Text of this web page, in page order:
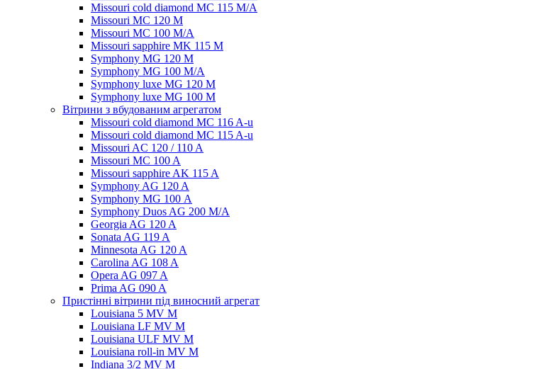
Missouri cold diamond MC 115 M/A
Missouri MC 120 M
Missouri MC 100 M/A
Missouri sapphire MK 115 M
Symphony MG 120 M
Symphony MG 100 M/А
Symphony luxe MG 120 M
Symphony luxe MG 100 M
Вітрини з вбудованим агрегатом
Missouri cold diamond MC 116 A-u
Missouri cold diamond MC 115 A-u
Missouri AC 120 / 110 A
Missouri MC 100 A
Missouri sapphire AK 115 A
Symphony AG 120 A
Symphony MG 100 А
Symphony Duos AG 200 M/A
Georgia AG 120 A
Sonata AG 119 A
Minnesota AG 120 A
Carolina AG 108 A
Opera AG 097 A
Prima AG 090 A
Пристінні вітрини під виносний агрегат
Louisiana 5 MV M
Louisiana LF MV M
Louisiana ULF MV M
Louisiana roll-in MV M
Indiana 3/2 MV M